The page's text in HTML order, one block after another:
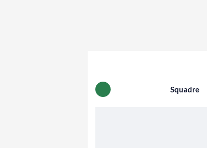
Squadre